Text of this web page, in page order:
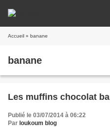
Accueil » banane
banane
Les muffins chocolat
Publié le 03/07/2014 à 06:22
Par loukoum blog